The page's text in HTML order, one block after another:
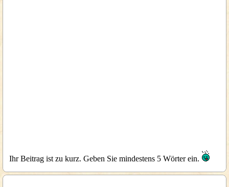
Ihr Beitrag ist zu kurz. Geben Sie mindestens 5 Wörter ein.